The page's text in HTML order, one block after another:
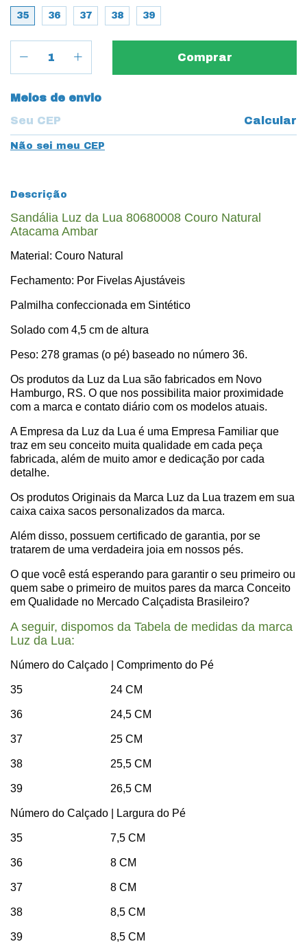
35 36 37 38 39
Entregas para o CEP:
Meios de envio
Calcular
Não sei meu CEP
Descrição
Sandália Luz da Lua 80680008 Couro Natural
Atacama Ambar
Material: Couro Natural
Fechamento: Por Fivelas Ajustáveis
Palmilha confeccionada em Sintético
Solado com 4,5 cm de altura
Peso: 278 gramas (o pé) baseado no número 36.
Os produtos da Luz da Lua são fabricados em Novo
Hamburgo, RS. O que nos possibilita maior proximidade
com a marca e contato diário com os modelos atuais.
A Empresa da Luz da Lua é uma Empresa Familiar que
traz em seu conceito muita qualidade em cada peça
fabricada, além de muito amor e dedicação por cada
detalhe.
Os produtos Originais da Marca Luz da Lua trazem em sua
caixa caixa sacos personalizados da marca.
Além disso, possuem certificado de garantia, por se
tratarem de uma verdadeira joia em nossos pés.
O que você está esperando para garantir o seu primeiro ou
quem sabe o primeiro de muitos pares da marca Conceito
em Qualidade no Mercado Calçadista Brasileiro?
A seguir, dispomos da Tabela de medidas da marca
Luz da Lua:
Número do Calçado | Comprimento do Pé
35 24 CM
36 24,5 CM
37 25 CM
38 25,5 CM
39 26,5 CM
Número do Calçado | Largura do Pé
35 7,5 CM
36 8 CM
37 8 CM
38 8,5 CM
39 8,5 CM